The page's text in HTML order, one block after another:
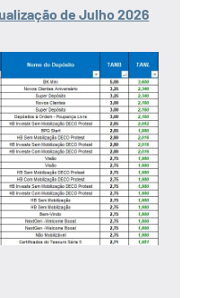
de Julho 2026